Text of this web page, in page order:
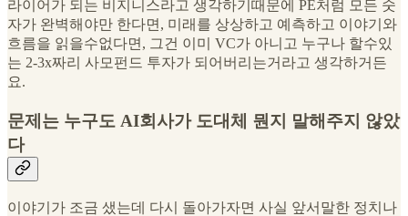
라이어가 되는 비지니스라고 생각하기때문에 PE처럼 모든 숫
자가 완벽해야만 한다면, 미래를 상상하고 예측하고 이야기와
흐름을 읽을수없다면, 그건 이미 VC가 아니고 누구나 할수있
는 2-3x짜리 사모펀드 투자가 되어버리는거라고 생각하거든
요.
문제는 누구도 AI회사가 도대체 뭔지 말해주지 않았
다
이야기가 조금 샜는데 다시 돌아가자면 사실 앞서말한 정치나